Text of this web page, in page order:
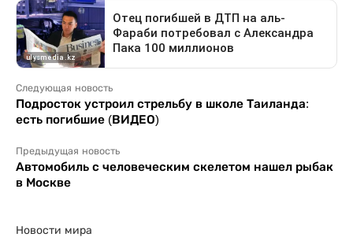
Следующая новость
Подросток устроил стрельбу в школе Таиланда:
есть погибшие (ВИДЕО)
Предыдущая новость
Автомобиль с человеческим скелетом нашел рыбак
в Москве
Новости мира